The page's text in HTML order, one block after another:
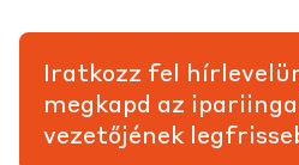
Iratkozz fel
megkapd az
vezetőjének